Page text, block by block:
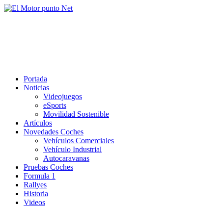
Saltar
Portada
Noticias
Videojuegos
eSports
Movilidad Sostenible
Artículos
Novedades Coches
Vehículos Comerciales
Vehículo Industrial
Autocaravanas
Pruebas Coches
Formula 1
Rallyes
Historia
Videos